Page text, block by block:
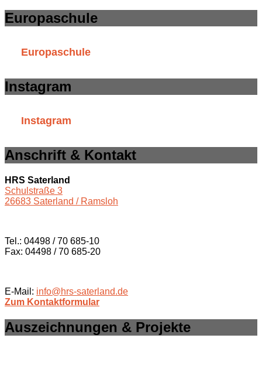
Europaschule
Europaschule
Instagram
Instagram
Anschrift & Kontakt
HRS Saterland
Schulstraße 3
26683 Saterland / Ramsloh
Tel.: 04498 / 70 685-10
Fax: 04498 / 70 685-20
E-Mail: info@hrs-saterland.de
Zum Kontaktformular
Auszeichnungen & Projekte